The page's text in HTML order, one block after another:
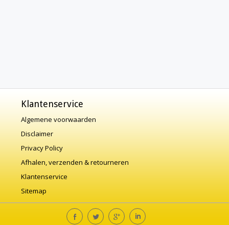
Klantenservice
Algemene voorwaarden
Disclaimer
Privacy Policy
Afhalen, verzenden & retourneren
Klantenservice
Sitemap